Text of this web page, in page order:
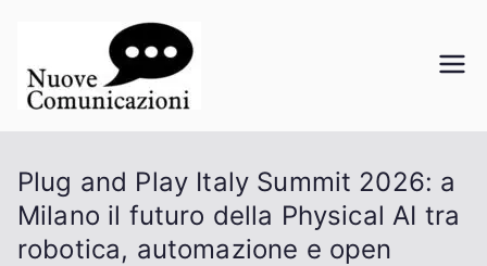
contenuto
oni
La comunicazione a portata di
Plug and Play Italy Summit 2026: a
Milano il futuro della Physical AI tra
robotica, automazione e open